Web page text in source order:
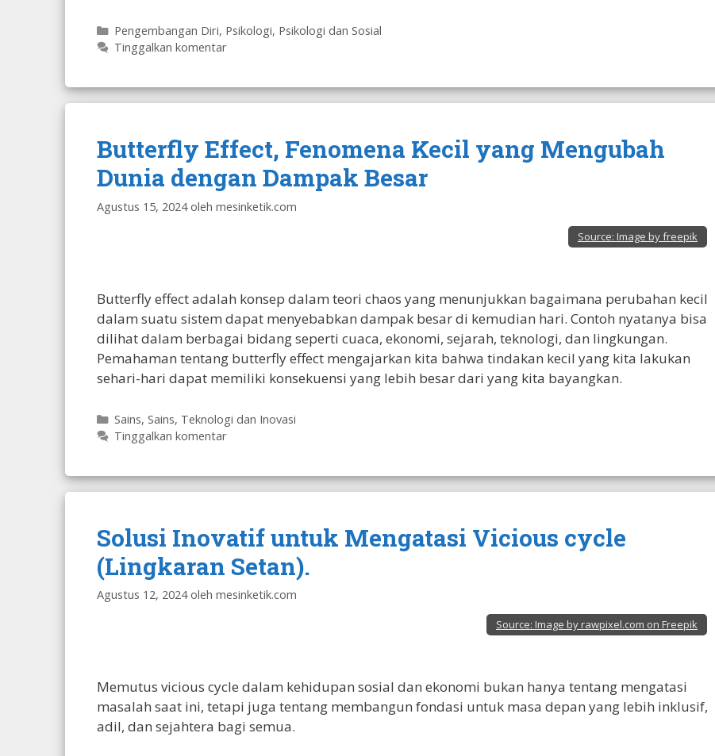
Kategori
Pengembangan Diri, Psikologi, Psikologi dan Sosial
Tinggalkan komentar
Butterfly Effect, Fenomena Kecil yang Mengubah
Dunia dengan Dampak Besar
Agustus 15, 2024 oleh mesinketik.com
Source: Image by freepik
Butterfly effect adalah konsep dalam teori chaos yang menunjukkan bagaimana perubahan kecil
dalam suatu sistem dapat menyebabkan dampak besar di kemudian hari. Contoh nyatanya bisa
dilihat dalam berbagai bidang seperti cuaca, ekonomi, sejarah, teknologi, dan lingkungan.
Pemahaman tentang butterfly effect mengajarkan kita bahwa tindakan kecil yang kita lakukan
sehari-hari dapat memiliki konsekuensi yang lebih besar dari yang kita bayangkan.
Kategori
Sains, Sains, Teknologi dan Inovasi
Tinggalkan komentar
Solusi Inovatif untuk Mengatasi Vicious cycle
(Lingkaran Setan).
Agustus 12, 2024 oleh mesinketik.com
Source: Image by rawpixel.com on Freepik
Memutus vicious cycle dalam kehidupan sosial dan ekonomi bukan hanya tentang mengatasi
masalah saat ini, tetapi juga tentang membangun fondasi untuk masa depan yang lebih inklusif,
adil, dan sejahtera bagi semua.